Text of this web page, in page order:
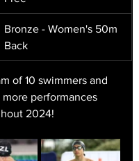
Bronze - Women's 50m
Back
of 10 swimmers and
performances
2024!